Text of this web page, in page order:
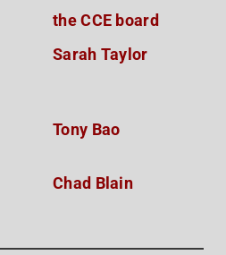
the CCE board
Sarah Taylor
Tony Bao
Chad Blain